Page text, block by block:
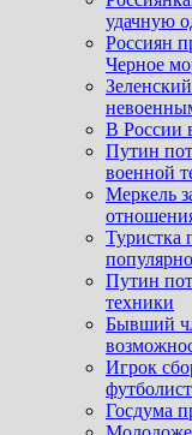
удачную
Россиян
Черное
В России
Путин
военной
Меркель
Туристка
Путин
техники
Бывший
Игрок
Госдума